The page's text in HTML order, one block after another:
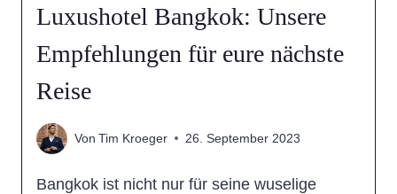
Luxushotel Bangkok: Unsere
Empfehlungen für eure nächste
Reise
Von Tim Kroeger 26. September 2023
Bangkok ist nicht nur für seine wuselige